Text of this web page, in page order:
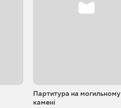
Партитура на могильному
камені